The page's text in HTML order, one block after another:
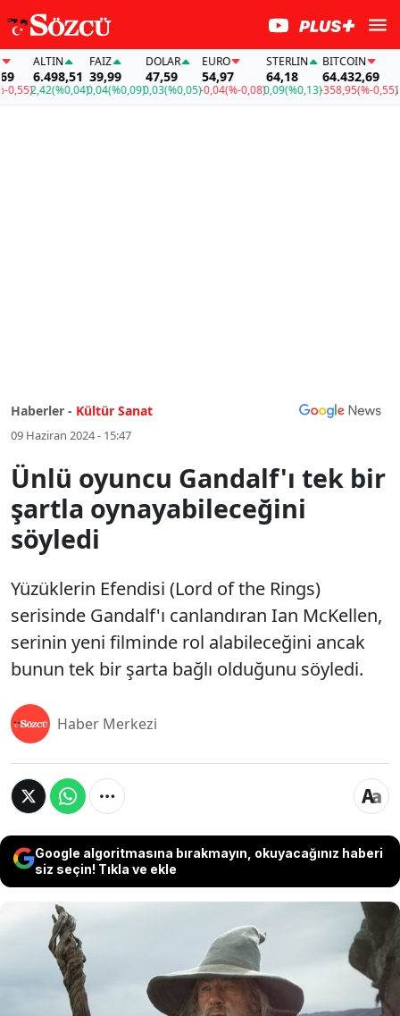
ALTIN
6.498,51
2,42(%0,04)
FAİZ
39,99
0,04(%0,09)
DOLAR
47,59
0,03(%0,05)
EURO
54,97
-0,04(%-0,08)
STERLIN
64,18
0,09(%0,13)
BITCOIN
64.432,69
-358,95(%-0,55)2,42
Haberler - Kültür Sanat
09 Haziran 2024 - 15:47
Ünlü oyuncu Gandalf'ı tek bir
şartla oynayabileceğini
söyledi
Yüzüklerin Efendisi (Lord of the Rings)
serisinde Gandalf'ı canlandıran Ian McKellen,
serinin yeni filminde rol alabileceğini ancak
bunun tek bir şarta bağlı olduğunu söyledi.
Haber Merkezi
Google algoritmasına bırakmayın, okuyacağınız haberi
siz seçin! Tıkla ve ekle
Yüzüklerin Efendisi (Lord of the Rings)
serisinde Gandalf'ı canlandıran Ian